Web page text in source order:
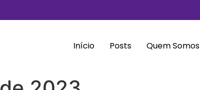
Início Posts Quem Somos